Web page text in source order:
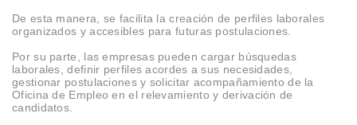
De esta manera, se facilita la creación de perfiles laborales
organizados y accesibles para futuras postulaciones.
Por su parte, las empresas pueden cargar búsquedas
laborales, definir perfiles acordes a sus necesidades,
gestionar postulaciones y solicitar acompañamiento de la
Oficina de Empleo en el relevamiento y derivación de
candidatos.